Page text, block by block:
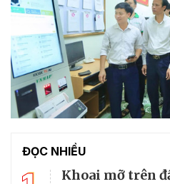
ĐỌC NHIỀU
Khoai mỡ trên